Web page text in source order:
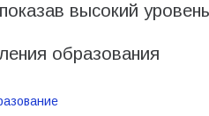
высокий
образования